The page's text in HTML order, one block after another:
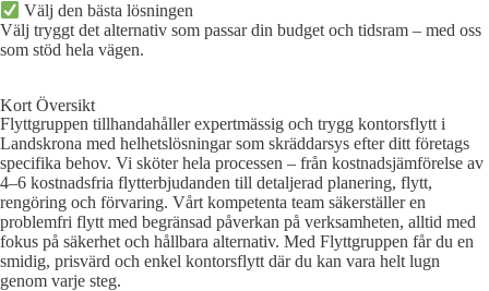
Välj den bästa lösningen​
Välj tryggt det alternativ som passar din budget och tidsram – med oss
som stöd hela vägen.
Kort Översikt
Flyttgruppen tillhandahåller expertmässig och trygg kontorsflytt i
Landskrona med helhetslösningar som skräddarsys efter ditt företags
specifika behov. Vi sköter hela processen – från kostnadsjämförelse av
4–6 kostnadsfria flytterbjudanden till detaljerad planering, flytt,
rengöring och förvaring. Vårt kompetenta team säkerställer en
problemfri flytt med begränsad påverkan på verksamheten, alltid med
fokus på säkerhet och hållbara alternativ. Med Flyttgruppen får du en
smidig, prisvärd och enkel kontorsflytt där du kan vara helt lugn
genom varje steg.